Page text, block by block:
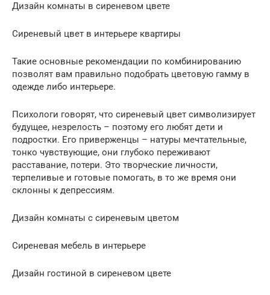
Дизайн комнаты в сиреневом цвете
Сиреневый цвет в интерьере квартиры
Такие основные рекомендации по комбинированию
позволят вам правильно подобрать цветовую гамму в
одежде либо интерьере.
Психологи говорят, что сиреневый цвет символизирует
будущее, незрелость – поэтому его любят дети и
подростки. Его приверженцы – натуры мечтательные,
тонко чувствующие, они глубоко переживают
расставание, потери. Это творческие личности,
терпеливые и готовые помогать, в то же время они
склонны к депрессиям.
Дизайн комнаты с сиреневым цветом
Сиреневая мебель в интерьере
Дизайн гостиной в сиреневом цвете